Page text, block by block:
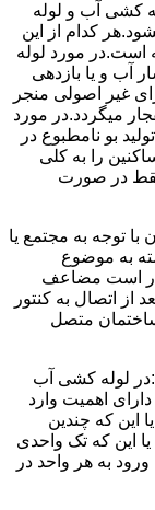
کشی آب و لوله
کدام از این
است.در مورد لوله
آب و یا بازدهی
غیر اصولی منجر
میگردد.در مورد
بو نامطبوع در
را به کلی
در صورت
توجه به مجتمع یا
به موضوع
است مضاعف
اتصال به کنتور
متصل
لوله کشی آب
اهمیت وارد
این که چندین
این که تک واحدی
به هر واحد در